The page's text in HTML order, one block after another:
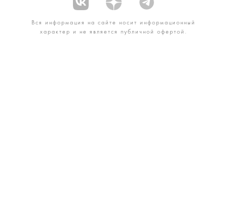
Вся информация на сайте носит информационный
характер и не является публичной офертой.